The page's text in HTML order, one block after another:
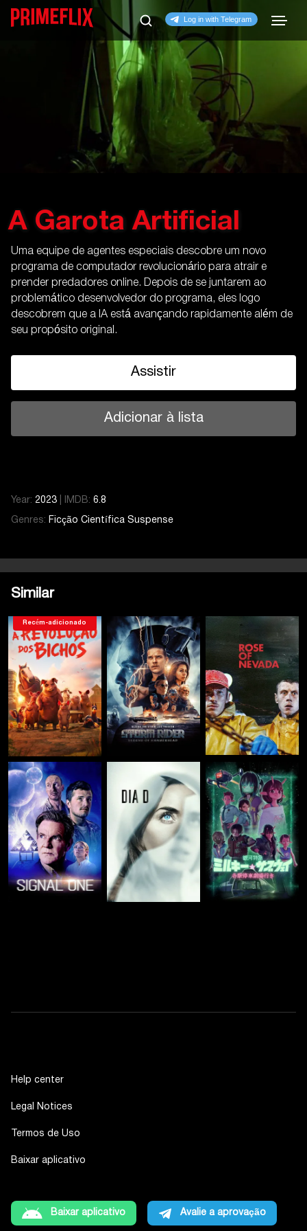
A Garota Artificial
Uma equipe de agentes especiais descobre um novo
programa de computador revolucionário para atrair e
prender predadores online. Depois de se juntarem ao
problemático desenvolvedor do programa, eles logo
descobrem que a IA está avançando rapidamente além de
seu propósito original.
Assistir
Adicionar à lista
Year: 2023 IMDB: 6.8
Genres: Ficção Científica Suspense
Similar
Recém-adicionado
Help center
Legal Notices
Termos de Uso
Baixar aplicativo
Baixar aplicativo Avalie a aprovação